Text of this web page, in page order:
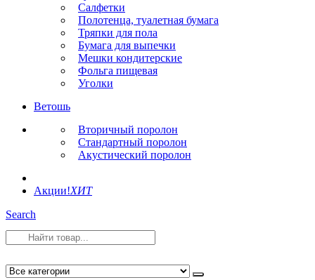
Салфетки
Полотенца, туалетная бумага
Тряпки для пола
Бумага для выпечки
Мешки кондитерские
Фольга пищевая
Уголки
Ветошь
Вторичный поролон
Стандартный поролон
Акустический поролон
Акции!ХИТ
Search